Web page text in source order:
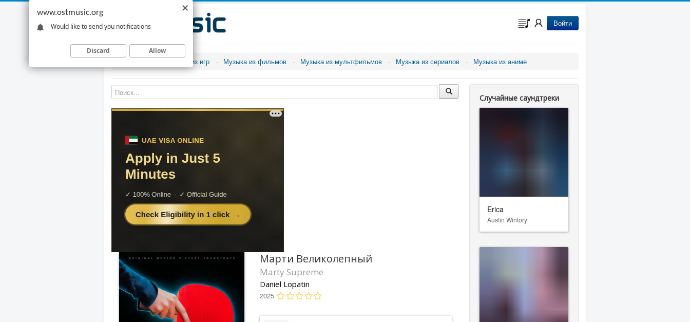
Войти
Музыка из игр Музыка из фильмов Музыка из мультфильмов Музыка из сериалов Музыка из аниме
Марти Великолепный
Marty Supreme
Daniel Lopatin
2025
Случайные саундтреки
Erica
Austin Wintory
www.ostmusic.org
Would like to send you notifications
Discard Allow